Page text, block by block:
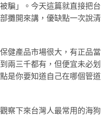
騙」。今天這篇就直接把台
攤開來講，優缺點一次說清
健產品市場很大，有正品當
兩三千都有，但便宜未必划
是你要知道自己在哪個管道
察下來台灣人最常用的海狗